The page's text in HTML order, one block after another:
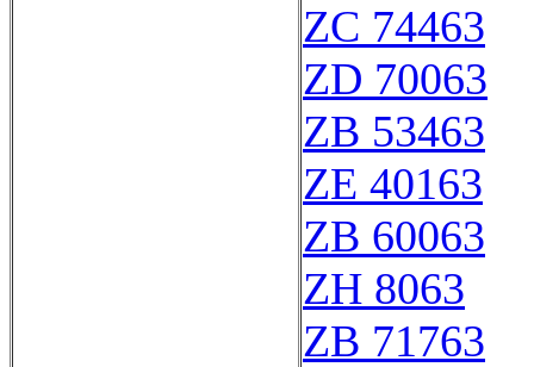
ZC 74463
ZD 70063
ZB 53463
ZE 40163
ZB 60063
ZH 8063
ZB 71763